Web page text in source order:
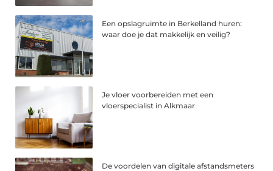
Een opslagruimte in Berkelland huren:
waar doe je dat makkelijk en veilig?
Je vloer voorbereiden met een
vloerspecialist in Alkmaar
De voordelen van digitale afstandsmeters